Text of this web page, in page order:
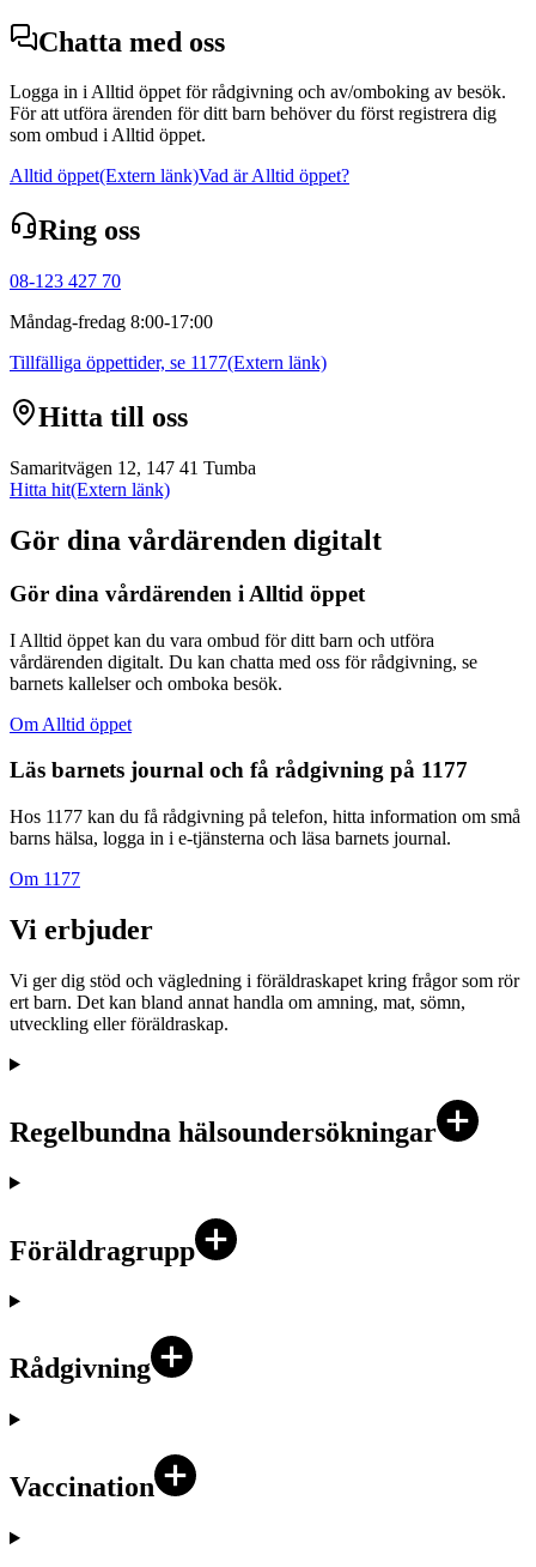
Chatta med oss
Logga in i Alltid öppet för rådgivning och av/omboking av besök.
För att utföra ärenden för ditt barn behöver du först registrera dig
som ombud i Alltid öppet.
Alltid öppet(Extern länk)Vad är Alltid öppet?
Ring oss
08-123 427 70
Måndag-fredag 8:00-17:00
Tillfälliga öppettider, se 1177(Extern länk)
Hitta till oss
Samaritvägen 12, 147 41 Tumba
Hitta hit(Extern länk)
Gör dina vårdärenden digitalt
Gör dina vårdärenden i Alltid öppet
I Alltid öppet kan du vara ombud för ditt barn och utföra
vårdärenden digitalt. Du kan chatta med oss för rådgivning, se
barnets kallelser och omboka besök.
Om Alltid öppet
Läs barnets journal och få rådgivning på 1177
Hos 1177 kan du få rådgivning på telefon, hitta information om små
barns hälsa, logga in i e-tjänsterna och läsa barnets journal.
Om 1177
Vi erbjuder
Vi ger dig stöd och vägledning i föräldraskapet kring frågor som rör
ert barn. Det kan bland annat handla om amning, mat, sömn,
utveckling eller föräldraskap.
Regelbundna hälsoundersökningar
Föräldragrupp
Rådgivning
Vaccination